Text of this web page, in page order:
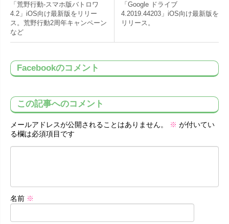
「荒野行動-スマホ版バトロワ
4.2」iOS向け最新版をリリー
ス。荒野行動2周年キャンペーン
など
「Google ドライブ
4.2019.44203」iOS向け最新版を
リリース。
Facebookのコメント
この記事へのコメント
メールアドレスが公開されることはありません。 ※ が付いてい
る欄は必須項目です
名前 ※